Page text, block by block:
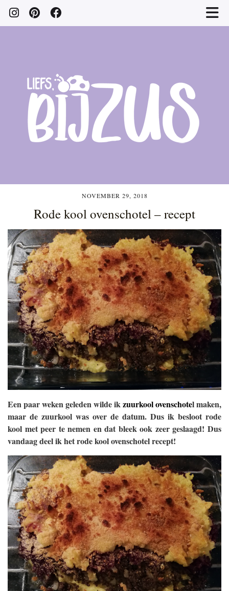
NOVEMBER 29, 2018
Rode kool ovenschotel – recept
Een paar weken geleden wilde ik zuurkool ovenschotel maken,
maar de zuurkool was over de datum. Dus ik besloot rode
kool met peer te nemen en dat bleek ook zeer geslaagd! Dus
vandaag deel ik het rode kool ovenschotel recept!